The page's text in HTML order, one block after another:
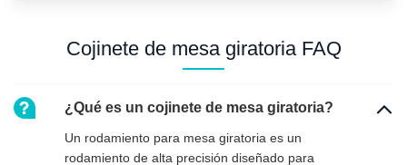
Cojinete de mesa giratoria FAQ
¿Qué es un cojinete de mesa giratoria?
Un rodamiento para mesa giratoria es un
rodamiento de alta precisión diseñado para